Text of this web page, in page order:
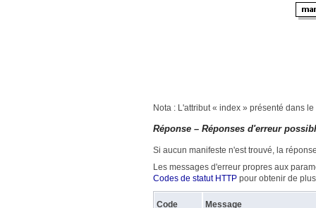
Nota : L'attribut « index » présenté dans
Réponse – Réponses d'erreur
Si aucun manifeste n'est trouvé, la
Les messages d'erreur propres aux
Codes de statut HTTP pour obtenir de
Code Message